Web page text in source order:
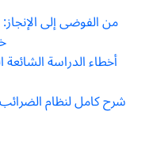
أخطاء الدراسة
شرح كامل لنظام الضرائب